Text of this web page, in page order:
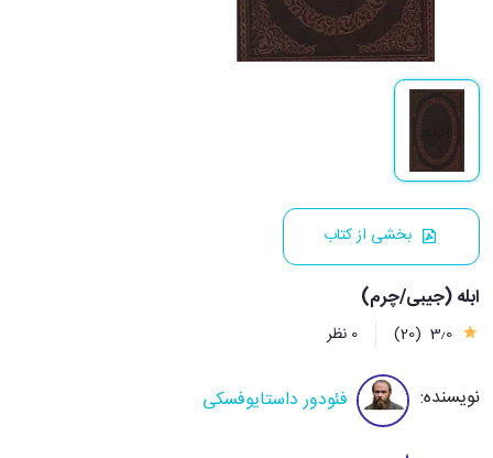
بخشی از کتاب
ابله (جیبی/چرم)
3٫0 (20) 0 نظر
نویسنده: فئودور داستایوفسکی